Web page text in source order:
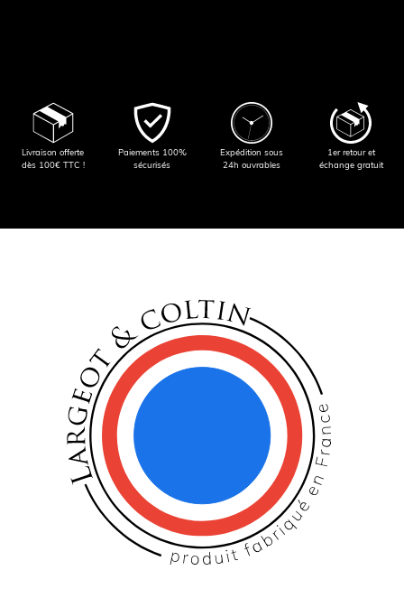
Livraison offerte
dès 100€ TTC !
Paiements 100%
sécurisés
Expédition sous
24h ouvrables
1er retour et
échange gratuit